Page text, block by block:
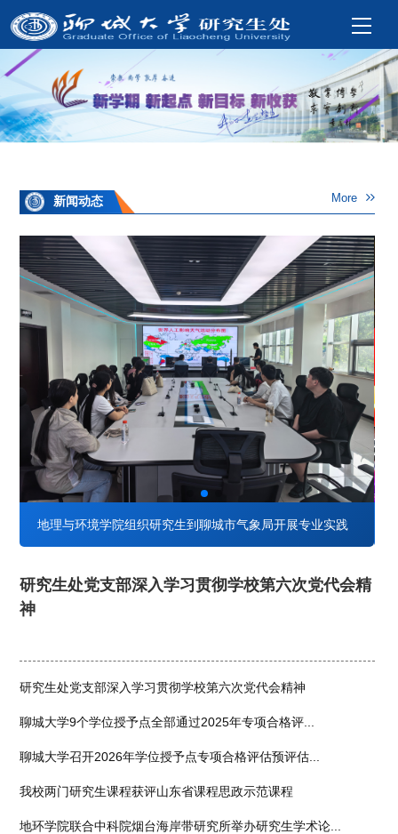
新闻动态 More
地理与环境学院组织研究生到聊城市气象局开展专业实践
研究生处党支部深入学习贯彻学校第六次党代会精
神
研究生处党支部深入学习贯彻学校第六次党代会精神
聊城大学9个学位授予点全部通过2025年专项合格评...
聊城大学召开2026年学位授予点专项合格评估预评估...
我校两门研究生课程获评山东省课程思政示范课程
地环学院联合中科院烟台海岸带研究所举办研究生学术论...